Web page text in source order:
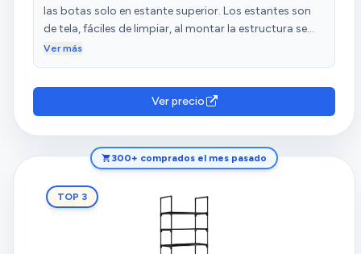
las botas solo en estante superior. Los estantes son
de tela, fáciles de limpiar, al montar la estructura se
quedan tensos y listos para usar
Ver más
Ver precio
300+ comprados el mes pasado
TOP 3